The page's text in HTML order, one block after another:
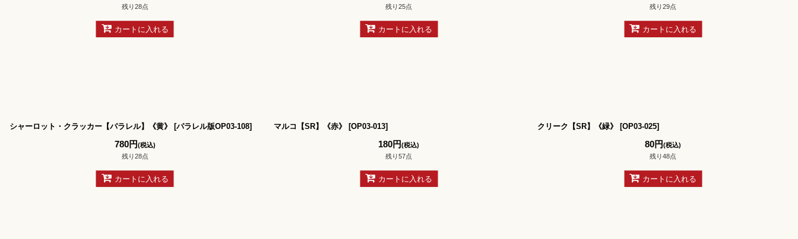
残り28点
カートに入れる
残り25点
カートに入れる
残り29点
カートに入れる
シャーロット・クラッカー【パラレル】《黄》 [パラレル版OP03-108]
780円(税込)
残り28点
カートに入れる
マルコ【SR】《赤》 [OP03-013]
180円(税込)
残り57点
カートに入れる
クリーク【SR】《緑》 [OP03-025]
80円(税込)
残り48点
カートに入れる